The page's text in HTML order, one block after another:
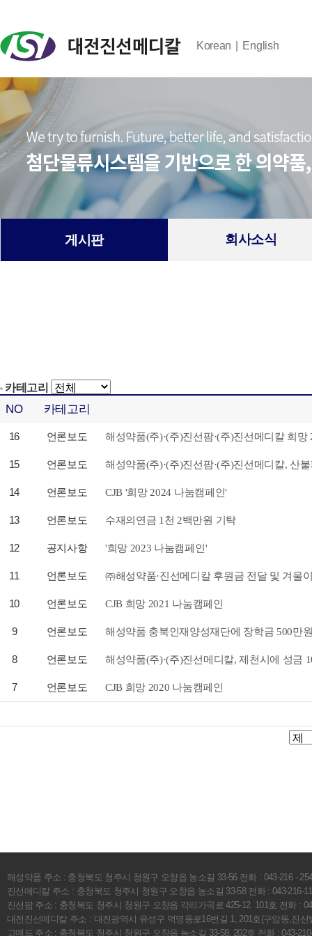
Korean English
게시판 회사소식
카테고리
NO 카테고리
16 언론보도 해성약품(주)·(주)진선팜·(주)진선메디칼 희
15 언론보도 해성약품(주)·(주)진선팜·(주)진선메디칼, 산
14 언론보도 CJB '희망 2024 나눔캠페인'
13 언론보도 수재의연금 1천 2백만원 기탁
12 공지사항 '희망 2023 나눔캠페인'
11 언론보도 ㈜해성약품·진선메디칼 후원금 전달 및 겨울
10 언론보도 CJB 희망 2021 나눔캠페인
9 언론보도 해성약품 충북인재양성재단에 장학금 500만
8 언론보도 해성약품(주)·(주)진선메디칼, 제천시에 성금
7 언론보도 CJB 희망 2020 나눔캠페인
해성약품 주소 : 충청북도 청주시 청원구 오창읍 농소길 33-56 전화 : 043-216 -
진선메디칼 주소 : 충청북도 청주시 청원구 오창읍 농소길 33-58 전화 : 043-216-
진선팜 주소 : 충청북도 청주시 청원구 오창읍 각리가곡로 425-12. 101호 전화 :
대전진선메디칼 주소 : 대전광역시 유성구 덕명동로16번길 1, 201호(구암동,진
고메드 주소 : 충청북도 청주시 청원구 오창읍 농소길 33-58, 202호 전화 : 043-